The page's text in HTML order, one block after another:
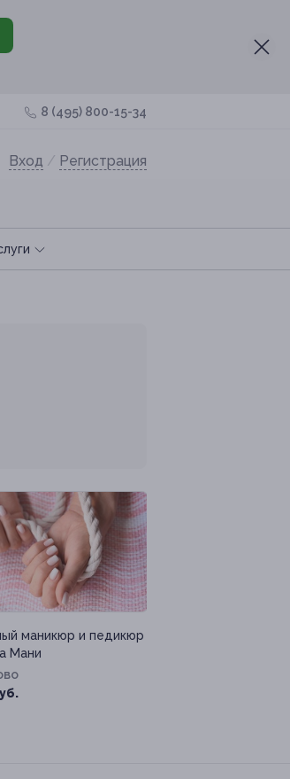
8 (495) 800-15-34
Вход / Регистрация
маникюр и педикюр
Мани